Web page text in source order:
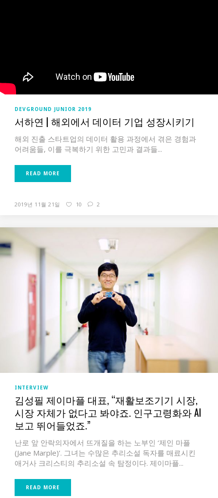
DEVGROUND JUNIOR 2019
서하연 | 해외에서 데이터 기업 성장시키기
해외 진출 스타트업의 데이터 활용 과정에서 겪은 경험과
어려움들, 이를 극복하기 위한 고민과 결과들...
READ MORE
2019년 11월 21일 10 2
INTERVIEW
김성필 제이마플 대표, “재활보조기기 시장,
시장 자체가 없다고 봐야죠. 인구고령화와 AI
보고 뛰어들었죠.”
난로 앞 안락의자에서 뜨개질을 하는 노부인 ‘제인 마플
(Jane Marple)’. 그녀는 수많은 추리소설 독자를 매료시킨
애거사 크리스티의 추리소설 속 탐정이다. 제이마플...
READ MORE